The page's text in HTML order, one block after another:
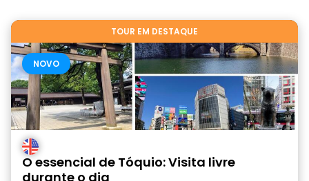
TOUR EM DESTAQUE
NOVO
O essencial de Tóquio: Visita livre
durante o dia